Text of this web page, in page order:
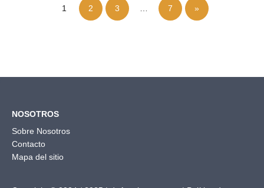
1 2 3 7 »
NOSOTROS
Sobre Nosotros
Contacto
Mapa del sitio